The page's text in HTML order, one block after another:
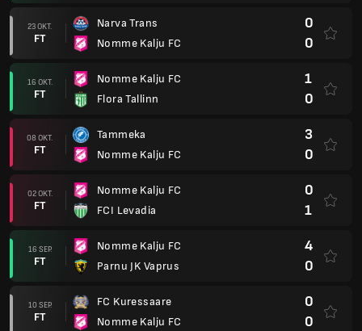
23 OKT.
FT
Narva Trans
Nomme Kalju FC
0
0
16 OKT.
FT
Nomme Kalju FC
Flora Tallinn
1
0
08 OKT.
FT
Tammeka
Nomme Kalju FC
3
0
02 OKT.
FT
Nomme Kalju FC
FCI Levadia
0
1
16 SEP.
FT
Nomme Kalju FC
Parnu JK Vaprus
4
0
10 SEP.
FT
FC Kuressaare
Nomme Kalju FC
0
0